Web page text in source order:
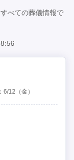
べての葬儀情報で
6/12 （金）